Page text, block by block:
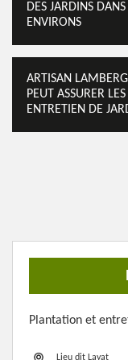
DES JARDINS
ENVIRONS
ARTISAN
PEUT ASSURER
ENTRETIEN DE
Plantation et
Lieu dit Layat